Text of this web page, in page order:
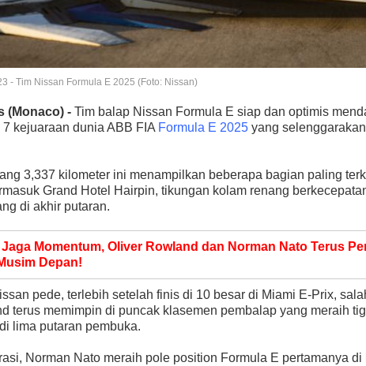
- Tim Nissan Formula E 2025 (Foto: Nissan)
(Monaco) - Tim balap Nissan Formula E siap dan optimis
7 kejuaraan dunia ABB FIA Formula E 2025 yang
3,337 kilometer ini menampilkan beberapa bagian paling
Grand Hotel Hairpin, tikungan kolam renang
di akhir putaran.
Jaga Momentum, Oliver Rowland dan Norman Nato Terus
Depan!
pede, terlebih setelah finis di 10 besar di Miami E-Prix,
terus memimpin di puncak klasemen pembalap yang meraih
lima putaran pembuka.
Norman Nato meraih pole position Formula E pertamanya